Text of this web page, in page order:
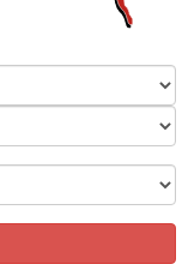
বোমা দিয়ে করা
৫ আগস্ট, ২০২৬
মুখে কীটনাশকের
৫ আগস্ট, ২০২৬